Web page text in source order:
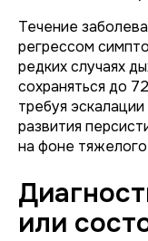
Течение
регрессом
редких случаях
сохраняться до
требуя
развития
на фоне
или